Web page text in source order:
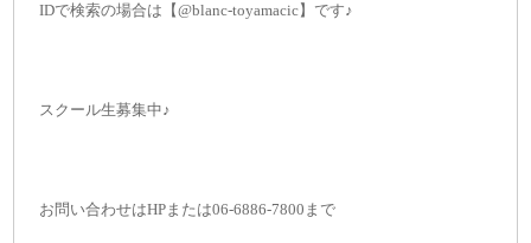
IDで検索の場合は【@blanc-toyamacic】です♪
スクール生募集中♪
お問い合わせはHPまたは06-6886-7800まで